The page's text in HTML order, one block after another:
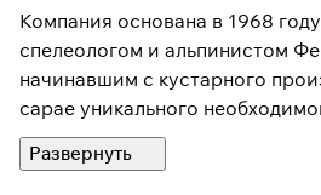
Компания основана в 1968
спелеологом и альпинистом
начинавшим с кустарного
сарае уникального
момента создания Petzl —
который инвестирует в